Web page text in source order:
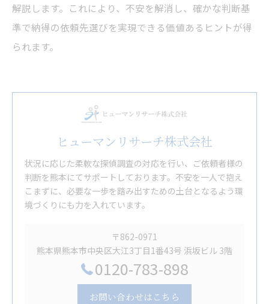
解説します。これにより、不安を解消し、確かな判断基
準で納得の依頼先選びを実現できる価値あるヒントが得
られます。
ヒューマンリサーチ株式会社
状況に応じた柔軟な探偵調査の対応を行い、ご依頼者様の
判断を熊本にてサポートしております。不安を一人で抱え
こまずに、必要な一歩を踏み出すための土台となるよう環
境づくりにも力を入れています。
〒862-0971
熊本県熊本市中央区大江3丁目1番43号 浜坂ビル 3階
0120-783-898
お問い合わせはこちら